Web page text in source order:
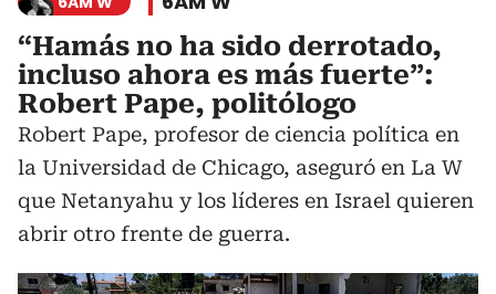
“Hamás no ha sido derrotado,
incluso ahora es más fuerte”:
Robert Pape, politólogo
Robert Pape, profesor de ciencia política en
la Universidad de Chicago, aseguró en La W
que Netanyahu y los líderes en Israel quieren
abrir otro frente de guerra.